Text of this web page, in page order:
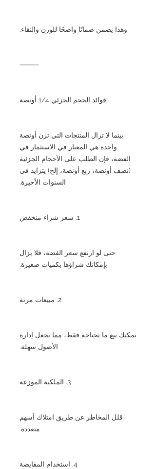
وهذا يضمن ضمانًا واضحًا للوزن والنقاء.
⸻
فوائد الحجم الجزئي 1/4 أونصة
بينما لا تزال المنتجات التي تزن أونصة
واحدة هي المعيار في الاستثمار في
الفضة، فإن الطلب على الأحجام الجزئية
(نصف أونصة، ربع أونصة، إلخ) يتزايد في
السنوات الأخيرة.
1. سعر شراء منخفض
حتى لو ارتفع سعر الفضة، فلا يزال
بإمكانك شراؤها بكميات صغيرة.
2. مبيعات مرنة
يمكنك بيع ما تحتاجه فقط، مما يجعل إدارة
الأصول سهلة.
3. الملكية الموزعة
قلل المخاطر عن طريق امتلاك أسهم
متعددة.
4. استخدام المقايضة